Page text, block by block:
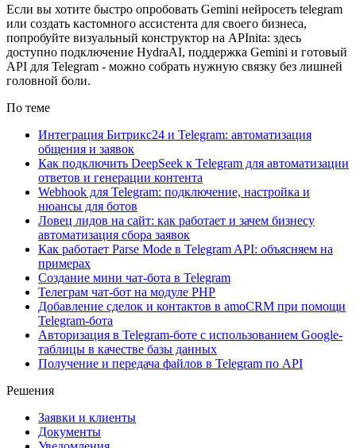
Если вы хотите быстро опробовать Gemini нейросеть telegram
или создать кастомного ассистента для своего бизнеса,
попробуйте визуальный конструктор на APInita: здесь
доступно подключение HydraAI, поддержка Gemini и готовый
API для Telegram - можно собрать нужную связку без лишней
головной боли.
По теме
Интеграция Битрикс24 и Telegram: автоматизация
общения и заявок
Как подключить DeepSeek к Telegram для автоматизации
ответов и генерации контента
Webhook для Telegram: подключение, настройка и
нюансы для ботов
Ловец лидов на сайт: как работает и зачем бизнесу
автоматизация сбора заявок
Как работает Parse Mode в Telegram API: объясняем на
примерах
Создание мини чат-бота в Telegram
Телеграм чат-бот на модуле PHP
Добавление сделок и контактов в amoCRM при помощи
Telegram-бота
Авторизация в Telegram-боте с использованием Google-
таблицы в качестве базы данных
Получение и передача файлов в Telegram по API
Решения
Заявки и клиенты
Документы